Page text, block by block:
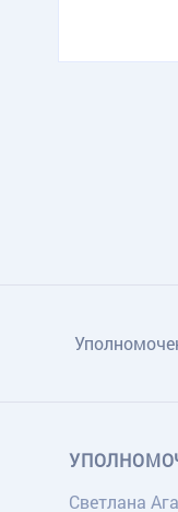
Светлана